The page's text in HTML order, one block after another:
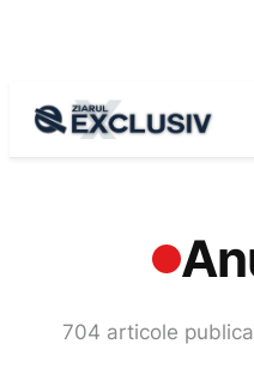
Acasă›Anunțuri
704 articole